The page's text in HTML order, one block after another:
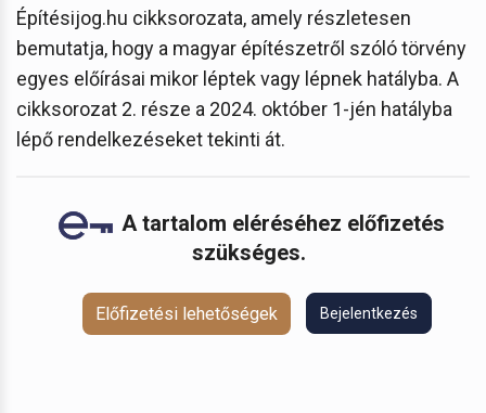
Építésijog.hu cikksorozata, amely részletesen
bemutatja, hogy a magyar építészetről szóló törvény
egyes előírásai mikor léptek vagy lépnek hatályba. A
cikksorozat 2. része a 2024. október 1-jén hatályba
lépő rendelkezéseket tekinti át.
A tartalom eléréséhez előfizetés
szükséges.
Előfizetési lehetőségek Bejelentkezés